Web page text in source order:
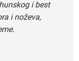
i best
i noževa,